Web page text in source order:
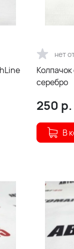
нет
серебро
250 р.
В